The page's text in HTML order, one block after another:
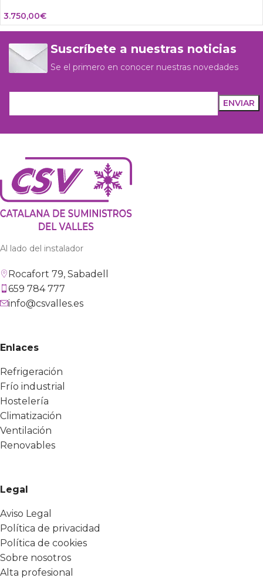
3.750,00€
Suscríbete a nuestras noticias
Se el primero en conocer nuestras novedades
Al lado del instalador
Rocafort 79, Sabadell
659 784 777
info@csvalles.es
Enlaces
Refrigeración
Frío industrial
Hostelería
Climatización
Ventilación
Renovables
Legal
Aviso Legal
Política de privacidad
Política de cookies
Sobre nosotros
Alta profesional